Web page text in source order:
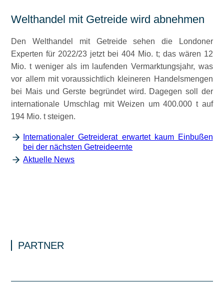
Welthandel mit Getreide wird abnehmen
Den Welthandel mit Getreide sehen die Londoner
Experten für 2022/23 jetzt bei 404 Mio. t; das wären 12
Mio. t weniger als im laufenden Vermarktungsjahr, was
vor allem mit voraussichtlich kleineren Handelsmengen
bei Mais und Gerste begründet wird. Dagegen soll der
internationale Umschlag mit Weizen um 400.000 t auf
194 Mio. t steigen.
Internationaler Getreiderat erwartet kaum Einbußen
bei der nächsten Getreideernte
Aktuelle News
PARTNER